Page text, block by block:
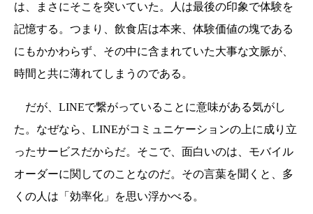
は、まさにそこを突いていた。人は最後の印象で体験を
記憶する。つまり、飲食店は本来、体験価値の塊である
にもかかわらず、その中に含まれていた大事な文脈が、
時間と共に薄れてしまうのである。
だが、LINEで繋がっていることに意味がある気がし
た。なぜなら、LINEがコミュニケーションの上に成り立
ったサービスだからだ。そこで、面白いのは、モバイル
オーダーに関してのことなのだ。その言葉を聞くと、多
くの人は「効率化」を思い浮かべる。